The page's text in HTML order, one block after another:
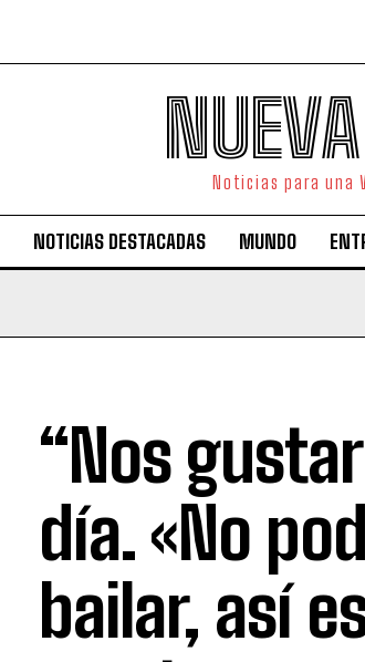
Noticias para una
NOTICIAS DESTACADAS MUNDO
“Nos
día. «No
bailar, así